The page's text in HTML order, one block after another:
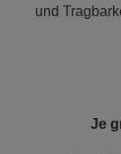
und
Je